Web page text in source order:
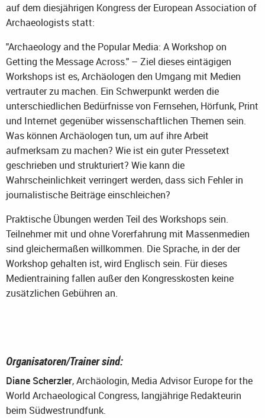
auf dem diesjährigen Kongress der European Association of
Archaeologists statt:
"Archaeology and the Popular Media: A Workshop on
Getting the Message Across." – Ziel dieses eintägigen
Workshops ist es, Archäologen den Umgang mit Medien
vertrauter zu machen. Ein Schwerpunkt werden die
unterschiedlichen Bedürfnisse von Fernsehen, Hörfunk, Print
und Internet gegenüber wissenschaftlichen Themen sein.
Was können Archäologen tun, um auf ihre Arbeit
aufmerksam zu machen? Wie ist ein guter Pressetext
geschrieben und strukturiert? Wie kann die
Wahrscheinlichkeit verringert werden, dass sich Fehler in
journalistische Beiträge einschleichen?
Praktische Übungen werden Teil des Workshops sein.
Teilnehmer mit und ohne Vorerfahrung mit Massenmedien
sind gleichermaßen willkommen. Die Sprache, in der der
Workshop gehalten ist, wird Englisch sein. Für dieses
Medientraining fallen außer den Kongresskosten keine
zusätzlichen Gebühren an.
Organisatoren/Trainer sind:
Diane Scherzler, Archäologin, Media Advisor Europe for the
World Archaeological Congress, langjährige Redakteurin
beim Südwestrundfunk.